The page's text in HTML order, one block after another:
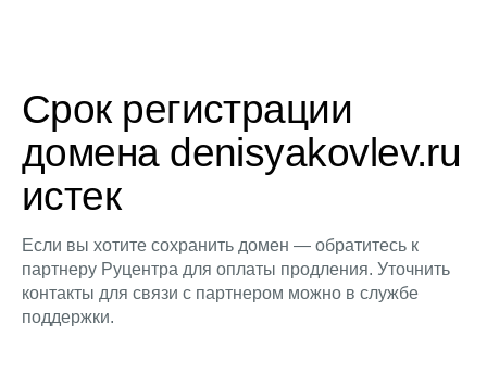
Срок регистрации
домена denisyakovlev.ru
истек
Если вы хотите сохранить домен — обратитесь к
партнеру Руцентра для оплаты продления. Уточнить
контакты для связи с партнером можно в службе
поддержки.